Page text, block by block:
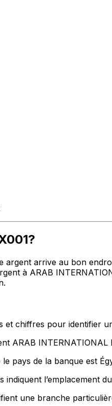
arrive au bon
à ARAB
et chiffres pour identifier
ARAB INTERNATIONAL
pays de la banque est
indiquent l’emplacement
une branche